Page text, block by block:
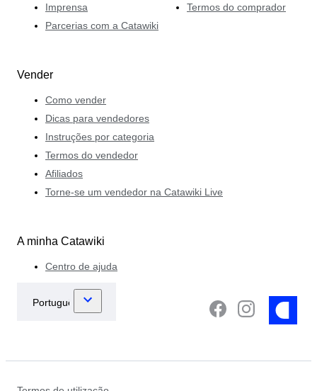
Imprensa
Parcerias com a Catawiki
Termos do comprador
Vender
Como vender
Dicas para vendedores
Instruções por categoria
Termos do vendedor
Afiliados
Torne-se um vendedor na Catawiki Live
A minha Catawiki
Centro de ajuda